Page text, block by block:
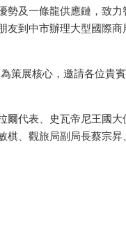
勢及一條龍供應鏈，致
友到中市辦理大型國際商
策展核心，邀請各位貴
爾代表、史瓦帝尼王國
棋、觀旅局副局長蔡宗